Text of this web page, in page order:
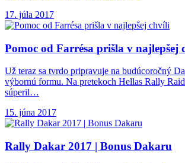
17. júla 2017
Pomoc od Farrésa prišla v najlepšej
Už teraz sa tvrdo pripravuje na budúcoročný
výbornú formu. Na pretekoch Hellas Rally
súperil…
15. júna 2017
Rally Dakar 2017 | Bonus Dakaru